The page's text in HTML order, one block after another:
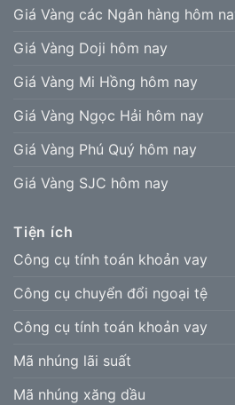
Giá Vàng các Ngân hàng hôm
Giá Vàng Doji hôm nay
Giá Vàng Mi Hồng hôm nay
Giá Vàng Ngọc Hải hôm nay
Giá Vàng Phú Quý hôm nay
Giá Vàng SJC hôm nay
Tiện ích
Công cụ tính toán khoản vay
Công cụ chuyển đổi ngoại tệ
Công cụ tính toán khoản vay
Mã nhúng lãi suất
Mã nhúng xăng dầu